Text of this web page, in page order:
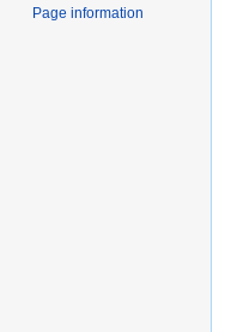
Page information